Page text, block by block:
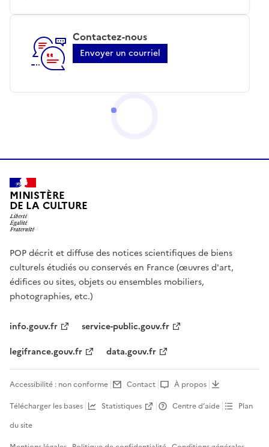
Contactez-nous
Envoyer un courriel
MINISTÈRE
DE LA CULTURE
POP décrit et diffuse des notices scientifiques de biens
culturels étudiés ou conservés en France (œuvres d'art,
édifices ou sites, objets ou ensembles mobiliers,
photographies, etc.)
info.gouv.fr
service-public.gouv.fr
legifrance.gouv.fr
data.gouv.fr
Accessibilité : non conforme Contact
À propos
Télécharger les bases
Statistiques Centre d’aide
Plan
du site